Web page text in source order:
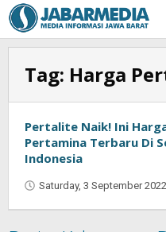
Skip
to
content
Tag: Harga
Pertalite Naik! Ini
Pertamina Terbaru Di
Indonesia
Saturday, 3 September 2022